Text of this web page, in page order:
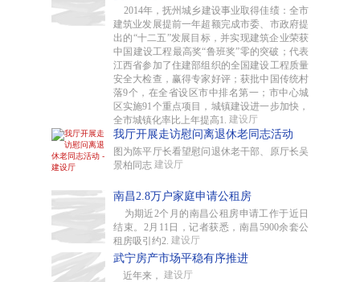
2014年，抚州城乡建设事业取得佳绩：全市
建筑业发展提前一年超额完成市委、市政府提
出的“十二五”发展目标，并实现建筑企业荣获
中国建设工程最高奖“鲁班奖”零的突破；代表
江西省参加了住建部组织的全国建设工程质量
安全大检查，赢得专家好评；获批中国传统村
落9个，在全省设区市中排名第一；市中心城
区实施91个重点项目，城镇建设进一步加快，
全市城镇化率比上年提高1. 建设厅
我厅开展走访慰问离退休老同志活动
图为陈平厅长看望慰问退休老干部、原厅长吴
景柏同志 建设厅
南昌2.8万户家庭申请公租房
为期近2个月的南昌公租房申请工作于近日
结束。2月11日，记者获悉，南昌5900余套公
租房吸引约2. 建设厅
武宁房产市场平稳有序推进
近年来， 建设厅